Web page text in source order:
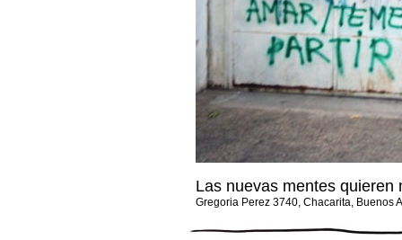
Las nuevas mentes quieren
Gregoria Perez 3740, Chacarita, Buenos